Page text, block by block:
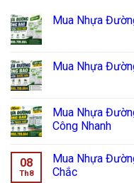
Mua Nhựa
Mua Nhựa
Mua Nhựa
Công Nhanh
08
Th8
Mua Nhựa
Chắc